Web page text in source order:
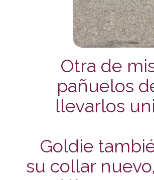
Otra de
pañuelos
llevarlos
Goldie
su collar